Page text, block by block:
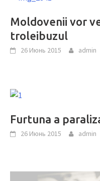
Moldovenii vor
troleibuzul
26 Июнь 2015 admin
Furtuna a
26 Июнь 2015 admin